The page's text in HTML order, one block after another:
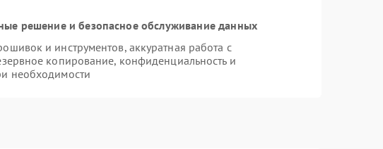
решение и безопасное обслуживание данных
и инструментов, аккуратная работа с
копирование, конфиденциальность и
необходимости